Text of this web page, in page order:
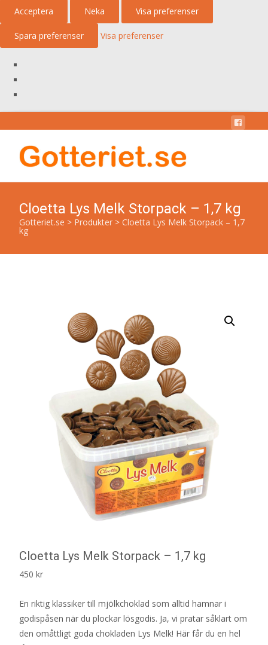
Acceptera Neka Visa preferenser
Spara preferenser Visa preferenser
Cloetta Lys Melk Storpack – 1,7 kg
Gotteriet.se > Produkter > Cloetta Lys Melk Storpack – 1,7
kg
Cloetta Lys Melk Storpack – 1,7 kg
450 kr
En riktig klassiker till mjölkchoklad som alltid hamnar i
godispåsen när du plockar lösgodis. Ja, vi pratar såklart om
den omåttligt goda chokladen Lys Melk! Här får du en hel